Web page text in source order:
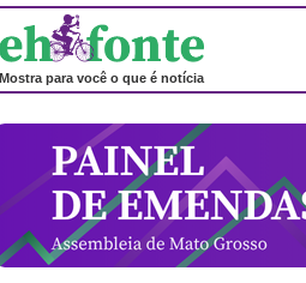
Mostra para você o que é notícia